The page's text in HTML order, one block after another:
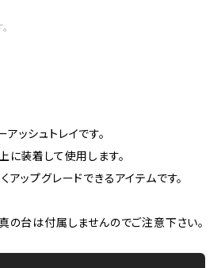
ッシュトレイです。
に装着して使用します。
アップグレードできるアイテムです。
の台は付属しませんのでご注意下さい。